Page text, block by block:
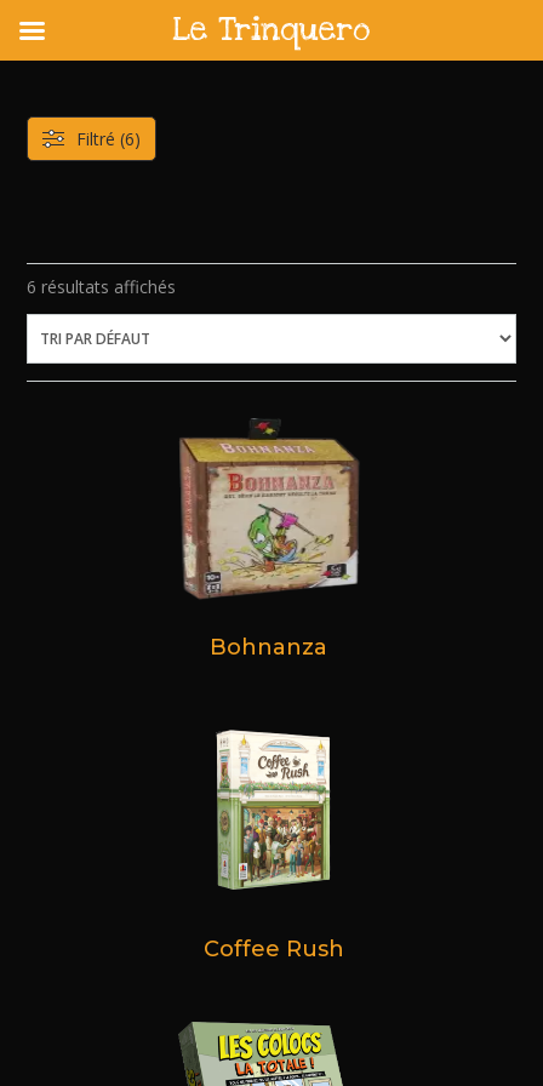
content
6 résultats affichés
Bohnanza
Coffee Rush
Filtré (6)
Le Trinquero